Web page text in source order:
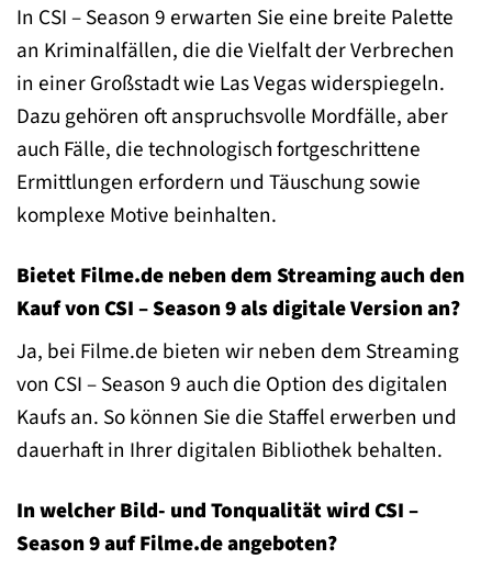
In CSI – Season 9 erwarten Sie eine breite Palette
an Kriminalfällen, die die Vielfalt der Verbrechen
in einer Großstadt wie Las Vegas widerspiegeln.
Dazu gehören oft anspruchsvolle Mordfälle, aber
auch Fälle, die technologisch fortgeschrittene
Ermittlungen erfordern und Täuschung sowie
komplexe Motive beinhalten.
Bietet Filme.de neben dem Streaming auch den
Kauf von CSI – Season 9 als digitale Version an?
Ja, bei Filme.de bieten wir neben dem Streaming
von CSI – Season 9 auch die Option des digitalen
Kaufs an. So können Sie die Staffel erwerben und
dauerhaft in Ihrer digitalen Bibliothek behalten.
In welcher Bild- und Tonqualität wird CSI –
Season 9 auf Filme.de angeboten?